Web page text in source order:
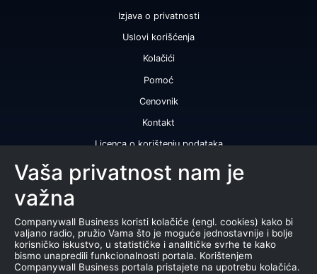
Izjava o privatnosti
Uslovi korišćenja
Kolačići
Pomoć
Cenovnik
Kontakt
Licenca o korištenju podataka
Naše usluge
Bonitetni izveštaj
Sertifikat bonitetne izvrsnosti
Proizvodi
Vaša privatnost nam je
važna
Companywall Business koristi kolačiće (engl. cookies) kako bi
valjano radio, pružio Vama što je moguće jednostavnije i bolje
korisničko iskustvo, u statističke i analitičke svrhe te kako
bismo unapredili funkcionalnosti portala. Korištenjem
Companywall Business portala pristajete na upotrebu kolačića.